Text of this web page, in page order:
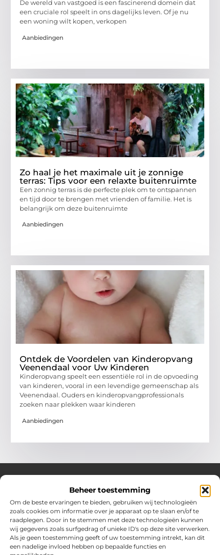
Beheer toestemming
Om de beste ervaringen te bieden, gebruiken wij technologieën
zoals cookies om informatie over je apparaat op te slaan en/of te
raadplegen. Door in te stemmen met deze technologieën kunnen
wij gegevens zoals surfgedrag of unieke ID's op deze site verwerken.
Als je geen toestemming geeft of uw toestemming intrekt, kan dit
een nadelige invloed hebben op bepaalde functies en
De wereld van vastgoed is een fascinerend domein dat
een cruciale rol speelt in ons dagelijks leven. Of je nu
een woning wilt kopen, verkopen
Aanbiedingen
Zo haal je het maximale uit je zonnige
terras: Tips voor een relaxte buitenruimte
Een zonnig terras is de perfecte plek om te ontspannen
en tijd door te brengen met vrienden of familie. Het is
belangrijk om deze buitenruimte
Aanbiedingen
Ontdek de Voordelen van Kinderopvang
Veenendaal voor Uw Kinderen
Kinderopvang speelt een essentiële rol in de opvoeding
van kinderen, vooral in een levendige gemeenschap als
Veenendaal. Ouders en kinderopvangprofessionals
zoeken naar plekken waar kinderen
Aanbiedingen
Over Hotspotmagazine
Jouw bron voor inspiratie en handige tips voor het
dagelijks leven.
Verken een uitgebreide selectie blogs en artikelen
boordevol praktische adviezen en verrassende inzichten
om het beste uit elke dag te halen.